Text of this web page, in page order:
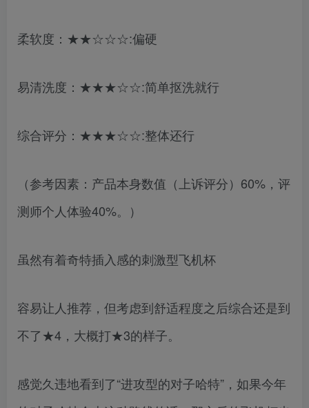
柔软度：★★☆☆☆:偏硬
易清洗度：★★★☆☆:简单抠洗就行
综合评分：★★★☆☆:整体还行
（参考因素：产品本身数值（上诉评分）60%，评
测师个人体验40%。）
虽然有着奇特插入感的刺激型飞机杯
容易让人推荐，但考虑到舒适程度之后综合还是到
不了★4，大概打★3的样子。
感觉久违地看到了“进攻型的对子哈特”，如果今年